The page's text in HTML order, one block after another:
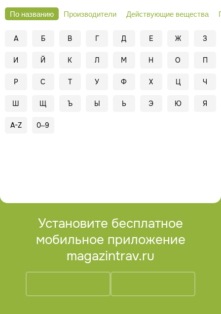
По названию Производители Действующие вещества
А Б В Г Д Е Ж З
И Й К Л М Н О П
Р С Т У Ф Х Ц Ч
Ш Щ Ъ Ы Ь Э Ю Я
A-Z 0–9
Установите бесплатное
мобильное приложение
magazintrav.ru